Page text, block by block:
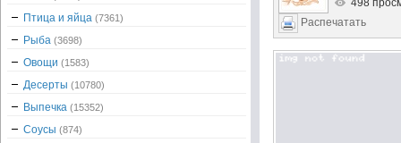
498
Распечатать
Птица и яйца (7361)
Рыба (3698)
Овощи (1583)
Десерты (10780)
Выпечка (15352)
Соусы (874)